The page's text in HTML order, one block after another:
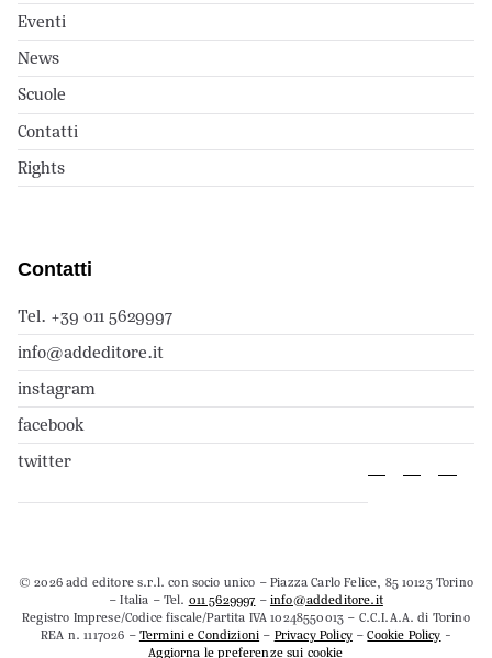
Eventi
News
Scuole
Contatti
Rights
Contatti
Tel. +39 011 5629997
info@addeditore.it
instagram
facebook
twitter
© 2026 add editore s.r.l. con socio unico – Piazza Carlo Felice, 85 10123 Torino
– Italia – Tel. 011 5629997 –info@addeditore.it
Registro Imprese/Codice fiscale/Partita IVA 10248550013 – C.C.I.A.A. di Torino
REA n. 1117026 –Termini e Condizioni – Privacy Policy–Cookie Policy -
Aggiorna le preferenze sui cookie